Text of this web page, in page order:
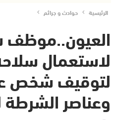
الرئيسية حوادث و جرائم
لاستعمال
لتوقيف شخص
وعناصر